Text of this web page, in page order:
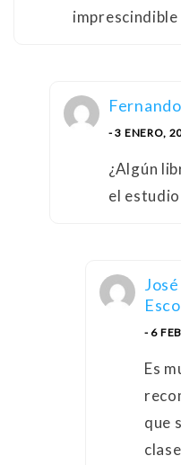
- 3 ENERO,
¿Algún
el
- 6
Es
que